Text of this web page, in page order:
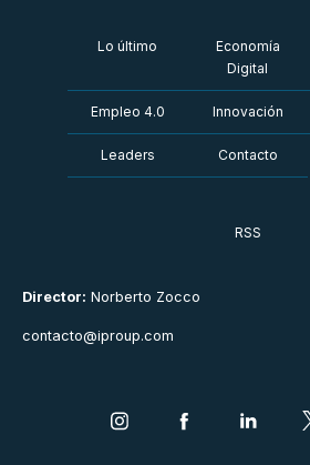
Director: Norberto Zocco
contacto@iproup.com
Lo último
Economía
Digital
Empleo 4.0 Innovación
Leaders Contacto
RSS